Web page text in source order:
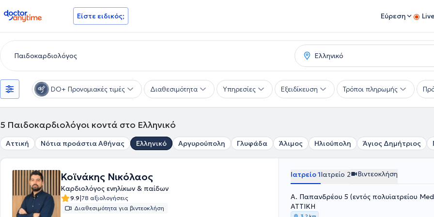
doctoranytime Είστε ειδικός; Εύρεση
DO+ Προνομιακές τιμές Διαθεσιμότητα Υπηρεσίες Εξειδίκευση Τρόποι πληρωμής
5 Παιδοκαρδιολόγοι κοντά στο Ελληνικό
Αττική Νότια προάστια Αθήνας Ελληνικό Αργυρούπολη Γλυφάδα Άλιμος Ηλιούπολη Άγιος Δημήτριος
Κοϊνάκης Νικόλαος
Καρδιολόγος ενηλίκων & παίδων
9.9|78 αξιολογήσεις
Διαθεσιμότητα για βιντεοκλήση
Ιατρείο 1Ιατρείο 2 Βιντεοκλήση
A. Παπανδρέου 5 (εντός πολυϊατρείου
ΑΤΤΙΚΗ